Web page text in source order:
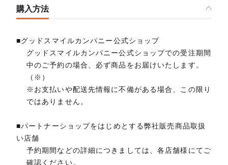
購入方法
■グッドスマイルカンパニー公式ショップ
グッドスマイルカンパニー公式ショップでの受注期間
中のご予約の場合、必ず商品をお届けいたします。
（※）
※お支払いや配送先情報に不備がある場合、この限り
ではありません。
■パートナーショップをはじめとする弊社販売商品取扱
い店舗
予約期間などの詳細につきましては、各店舗様にてご
確認ください。